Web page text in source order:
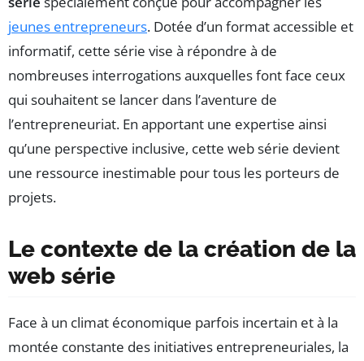
jeunes entrepreneurs. Dotée d’un format accessible et
informatif, cette série vise à répondre à de
nombreuses interrogations auxquelles font face ceux
qui souhaitent se lancer dans l’aventure de
l’entrepreneuriat. En apportant une expertise ainsi
qu’une perspective inclusive, cette web série devient
une ressource inestimable pour tous les porteurs de
projets.
Le contexte de la création de la
web série
Face à un climat économique parfois incertain et à la
montée constante des initiatives entrepreneuriales, la